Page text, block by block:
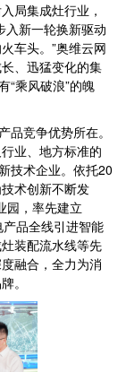
局集成灶行业，
入新一轮换新驱动
车头。”奥维云网
、迅猛变化的集
“乘风破浪”的魄
竞争优势所在。
业、地方标准的
技术企业。依托20
术创新不断发
园，率先建立
品全线引进智能
装配流水线等先
融合，全力为消
。